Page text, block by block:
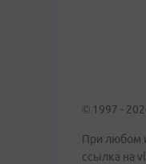
© 1997 -
При любом
ссылка на